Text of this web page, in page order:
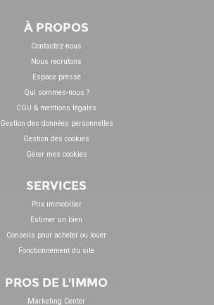
À PROPOS
Contactez-nous
Nous recrutons
Espace presse
Qui sommes-nous ?
CGU & mentions légales
Gestion des données personnelles
Gestion des cookies
Gérer mes cookies
SERVICES
Prix immobilier
Estimer un bien
Conseils pour acheter ou louer
Fonctionnement du site
PROS DE L'IMMO
Marketing Center